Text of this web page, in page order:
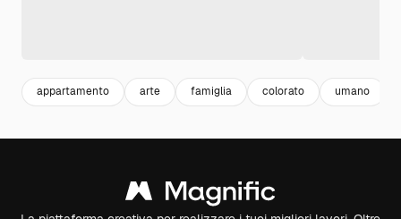
appartamento arte famiglia colorato umano